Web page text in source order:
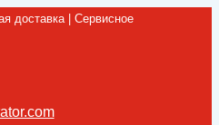
доставка | Сервисное